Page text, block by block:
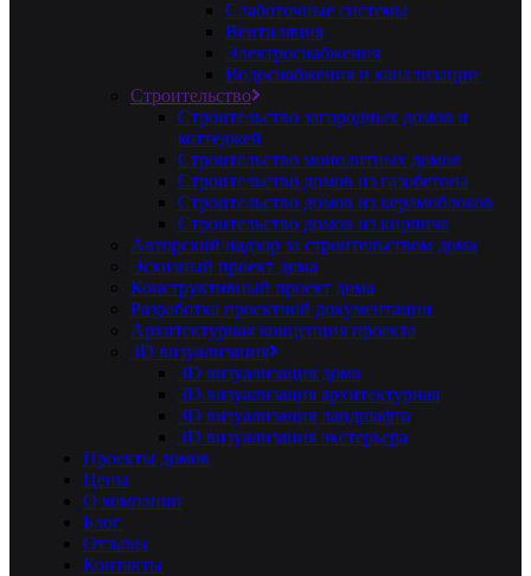
Слаботочные системы
Вентиляция
Электроснабжения
Водоснабжения и канализации
Строительство
Строительство загородных домов и
коттеджей
Строительство монолитных домов
Строительство домов из газобетона
Строительство домов из керамоблоков
Строительство домов из кирпича
Авторский надзор за строительством дома
Эскизный проект дома
Конструктивный проект дома
Разработка проектной документации
Архитектурная концепция проекта
3D визуализация
3D визуализация дома
3D визуализация архитектурная
3D визуализация ландшафта
3D визуализация экстерьера
Проекты домов
Цены
О компании
Блог
Отзывы
Контакты